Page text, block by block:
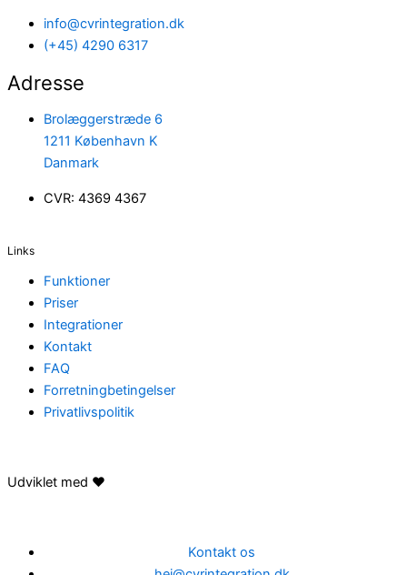
info@cvrintegration.dk
(+45) 4290 6317
Adresse
Brolæggerstræde 6
1211 København K
Danmark
CVR: 4369 4367
Links
Funktioner
Priser
Integrationer
Kontakt
FAQ
Forretningbetingelser
Privatlivspolitik
Udviklet med ❤️
Kontakt os